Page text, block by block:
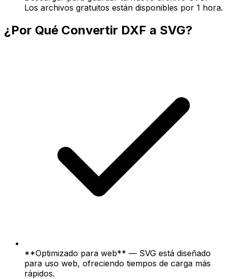
Los archivos gratuitos están disponibles por 1 hora.
¿Por Qué Convertir DXF a SVG?
**Optimizado para web** — SVG está diseñado
para uso web, ofreciendo tiempos de carga más
rápidos.